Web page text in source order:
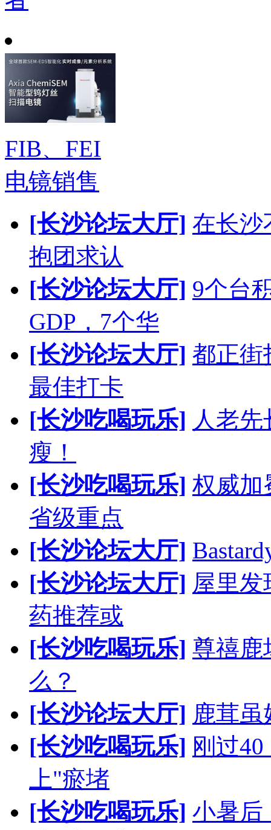
FIB、FEI
电镜销售
[长沙论坛大厅] 在长沙
抱团求认
[长沙论坛大厅] 9个台
GDP，7个华
[长沙论坛大厅] 都正街
最佳打卡
[长沙吃喝玩乐] 人老
瘦！
[长沙吃喝玩乐] 权威加
省级重点
[长沙论坛大厅]
[长沙论坛大厅] 屋里
药推荐或
[长沙吃喝玩乐] 尊禧鹿
么？
[长沙论坛大厅] 鹿茸
[长沙吃喝玩乐] 刚过
上"瘀堵
[长沙吃喝玩乐] 小暑后